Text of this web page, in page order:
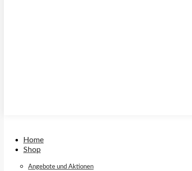
Home
Shop
Angebote und Aktionen